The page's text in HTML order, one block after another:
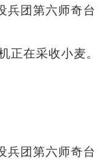
兵团第六师奇台
正在采收小麦。
兵团第六师奇台